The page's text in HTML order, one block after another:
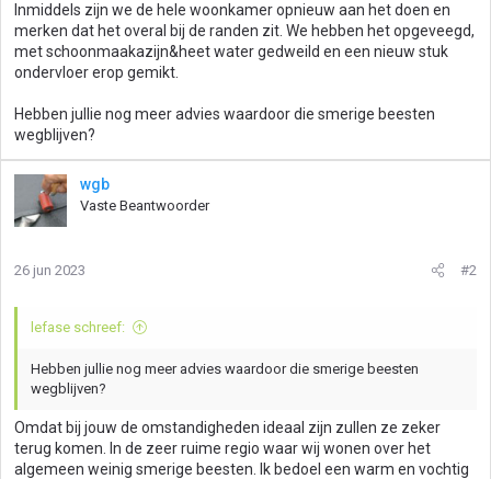
Inmiddels zijn we de hele woonkamer opnieuw aan het doen en
merken dat het overal bij de randen zit. We hebben het opgeveegd,
met schoonmaakazijn&heet water gedweild en een nieuw stuk
ondervloer erop gemikt.
Hebben jullie nog meer advies waardoor die smerige beesten
wegblijven?
wgb
Vaste Beantwoorder
26 jun 2023 #2
lefase schreef:
Hebben jullie nog meer advies waardoor die smerige beesten
wegblijven?
Omdat bij jouw de omstandigheden ideaal zijn zullen ze zeker
terug komen. In de zeer ruime regio waar wij wonen over het
algemeen weinig smerige beesten. Ik bedoel een warm en vochtig